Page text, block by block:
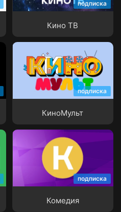
подписка
Кино ТВ
Кино ТВ
подписка
КиноМульт
КиноМульт
подписка
Комедия